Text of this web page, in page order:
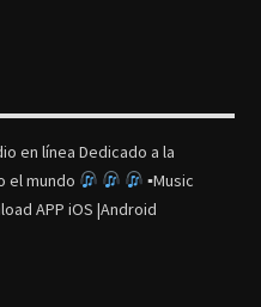
en línea Dedicado a la
el mundo
▪Music
APP iOS |Android